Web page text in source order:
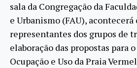
sala da Congregação da
e Urbanismo (FAU),
representantes dos grupos de
elaboração das propostas para
Ocupação e Uso da Praia